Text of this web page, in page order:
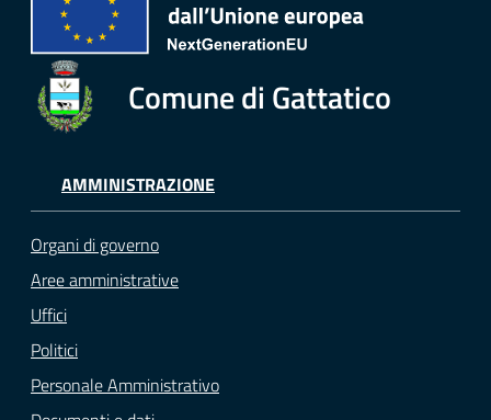
Comune di Gattatico
AMMINISTRAZIONE
Organi di governo
Aree amministrative
Uffici
Politici
Personale Amministrativo